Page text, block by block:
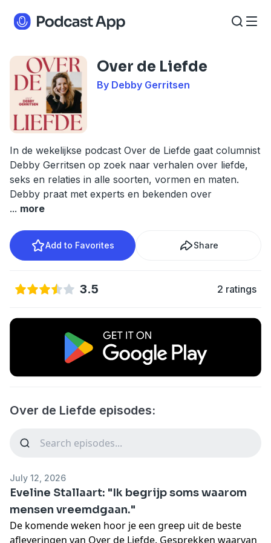
Over de Liefde
By Debby Gerritsen
In de wekelijkse podcast Over de Liefde gaat columnist
Debby Gerritsen op zoek naar verhalen over liefde,
seks en relaties in alle soorten, vormen en maten.
Debby praat met experts en bekenden over
... more
Add to Favorites Share
3.5 2 ratings
Over de Liefde episodes:
July 12, 2026
Eveline Stallaart: "Ik begrijp soms waarom
mensen vreemdgaan."
De komende weken hoor je een greep uit de beste
afleveringen van Over de Liefde. Gesprekken waarvan